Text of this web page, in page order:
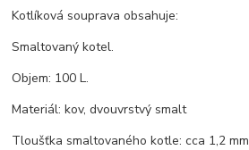
Kotlíková souprava obsahuje:
Smaltovaný kotel.
Objem: 100 L.
Materiál: kov, dvouvrstvý smalt
Tloušťka smaltovaného kotle: cca 1,2 mm